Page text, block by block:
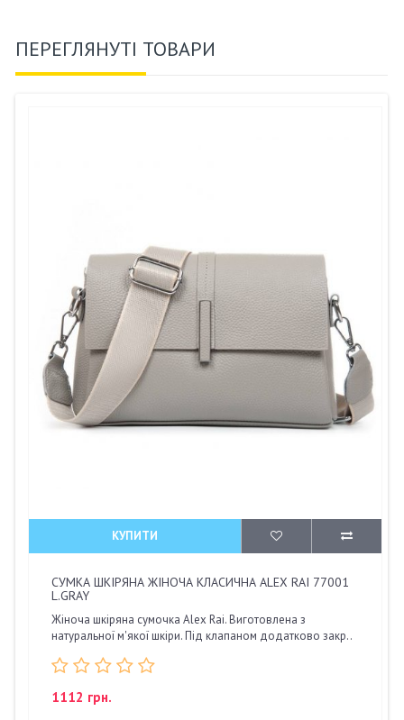
ПЕРЕГЛЯНУТІ ТОВАРИ
КУПИТИ
СУМКА ШКІРЯНА ЖІНОЧА КЛАСИЧНА ALEX RAI 77001
L.GRAY
Жіноча шкіряна сумочка Alex Rai. Виготовлена з
натуральної м'якої шкіри. Під клапаном додатково закр..
1112 грн.